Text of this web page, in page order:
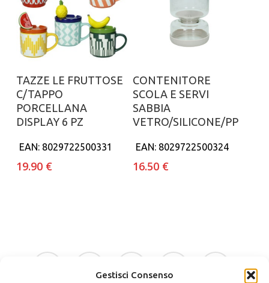
Gestisci Consenso
Aggiungi al carrello
TAZZE LE FRUTTOSE
C/TAPPO
PORCELLANA
DISPLAY 6 PZ
EAN: 8029722500331
19.90 €
Aggiungi al carrello
CONTENITORE
SCOLA E SERVI
SABBIA
VETRO/SILICONE/PP
EAN: 8029722500324
16.50 €
facebook
google-
instagram whatsapp tiktok